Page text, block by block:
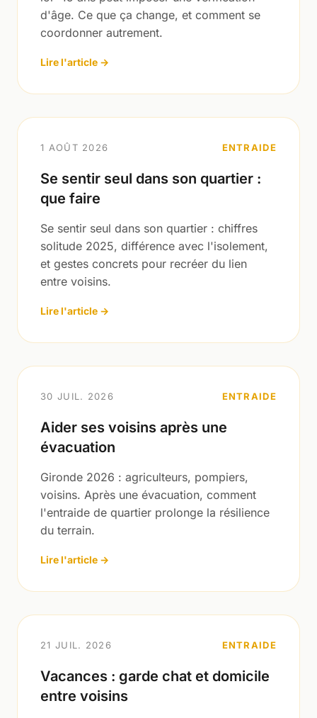
d'âge. Ce que ça change, et comment se
coordonner autrement.
Lire l'article →
1 AOÛT 2026 ENTRAIDE
Se sentir seul dans son quartier :
que faire
Se sentir seul dans son quartier : chiffres
solitude 2025, différence avec l'isolement,
et gestes concrets pour recréer du lien
entre voisins.
Lire l'article →
30 JUIL. 2026 ENTRAIDE
Aider ses voisins après une
évacuation
Gironde 2026 : agriculteurs, pompiers,
voisins. Après une évacuation, comment
l'entraide de quartier prolonge la résilience
du terrain.
Lire l'article →
21 JUIL. 2026 ENTRAIDE
Vacances : garde chat et domicile
entre voisins